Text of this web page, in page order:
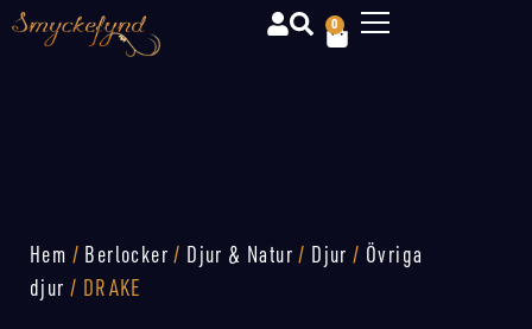
0
Hem / Berlocker / Djur & Natur / Djur / Övriga
djur / DRAKE